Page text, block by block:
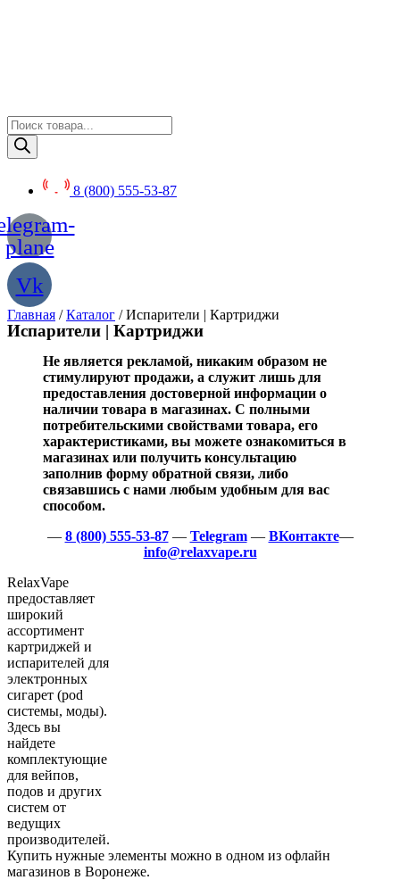
Поиск
товаров
8 (800) 555-53-87
plane
Vk
Главная /Каталог / Испарители | Картриджи
Испарители | Картриджи
Не является рекламой, никаким образом не
стимулируют продажи, а служит лишь для
предоставления достоверной информации о
наличии товара в магазинах. С полными
потребительскими свойствами товара, его
характеристиками, вы можете ознакомиться в
магазинах или получить консультацию
заполнив форму обратной связи, либо
связавшись с нами любым удобным для вас
способом.
— 8 (800) 555-53-87— Telegram— ВКонтакте—
info@relaxvape.ru
RelaxVape
предоставляет
широкий
ассортимент
картриджей и
испарителей для
электронных
сигарет (pod
системы, моды).
Здесь вы
найдете
комплектующие
для вейпов,
подов и других
систем от
ведущих
производителей.
Купить нужные элементы можно в одном из офлайн
магазинов в Воронеже.